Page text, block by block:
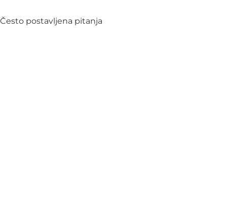
Često postavljena pitanja